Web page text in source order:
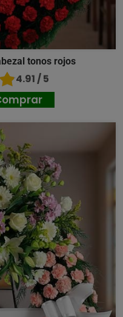
tonos rojos
4.91 / 5